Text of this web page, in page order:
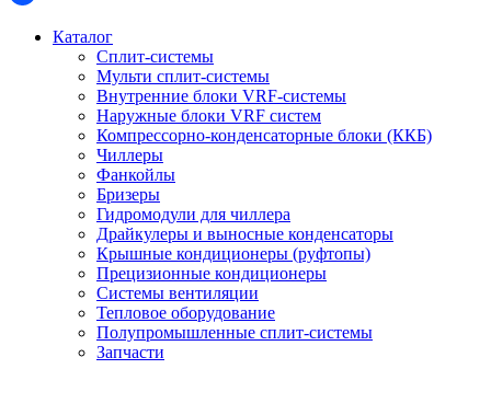
Каталог
Сплит-системы
Мульти сплит-системы
Внутренние блоки VRF-cистемы
Наружные блоки VRF cистем
Компрессорно-конденсаторные блоки (ККБ)
Чиллеры
Фанкойлы
Бризеры
Гидромодули для чиллера
Драйкулеры и выносные конденсаторы
Крышные кондиционеры (руфтопы)
Прецизионные кондиционеры
Системы вентиляции
Тепловое оборудование
Полупромышленные сплит-системы
Запчасти